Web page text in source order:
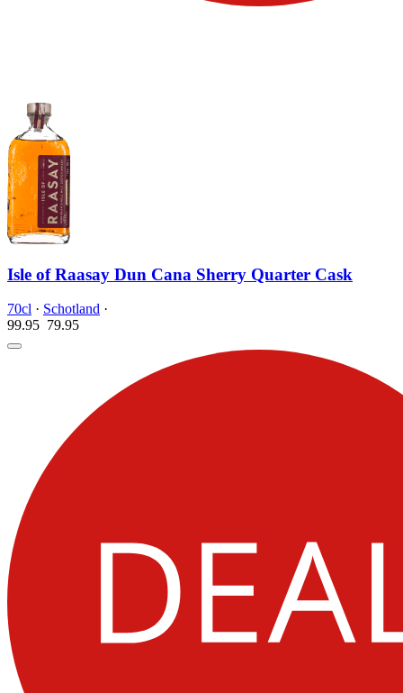
Isle of Raasay Dun Cana Sherry Quarter Cask
70cl · Schotland ·
99.95 79.95